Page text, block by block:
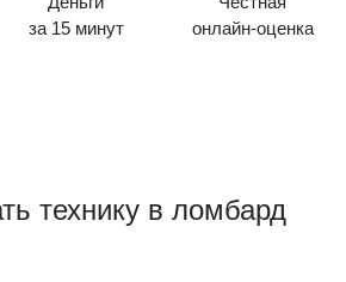
за 15 минут
онлайн-оценка
технику в ломбард